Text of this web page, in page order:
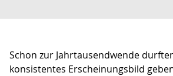
Schon zur Jahrtausendwende
konsistentes Erscheinungsbild